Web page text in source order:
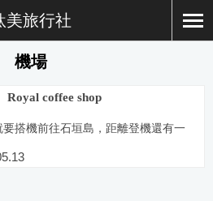
美旅行社
機場
Royal coffee shop
要搭機前往石垣島，距離登機還有一